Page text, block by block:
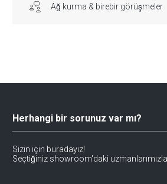
Ağ kurma & birebir görüşmeler
Herhangi bir sorunuz var mı?
Sizin için buradayız!
Seçtiğiniz showroom'daki